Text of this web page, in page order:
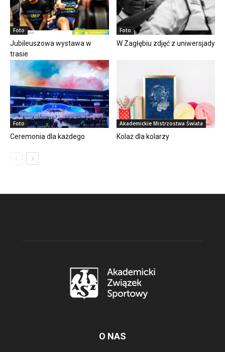
Foto
Jubileuszowa wystawa w
trasie
Foto
W Zagłębiu zdjęć z uniwersjady
Foto
Ceremonia dla każdego
Akademickie Mistrzostwa Świata
Kolaż dla kolarzy
O NAS